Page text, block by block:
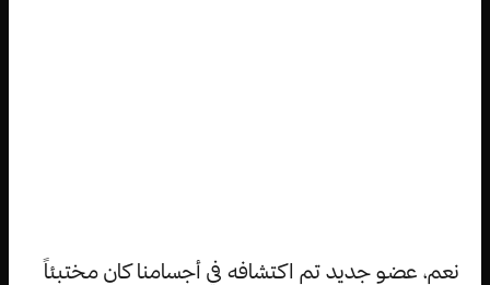
نعم، عضو جديد تم اكتشافه في أجسامنا كان مختبئاً